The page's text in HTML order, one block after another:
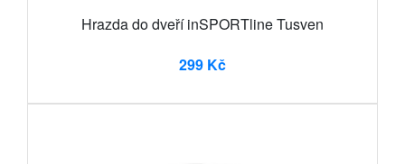
Hrazda do dveří inSPORTline Tusven
299 Kč